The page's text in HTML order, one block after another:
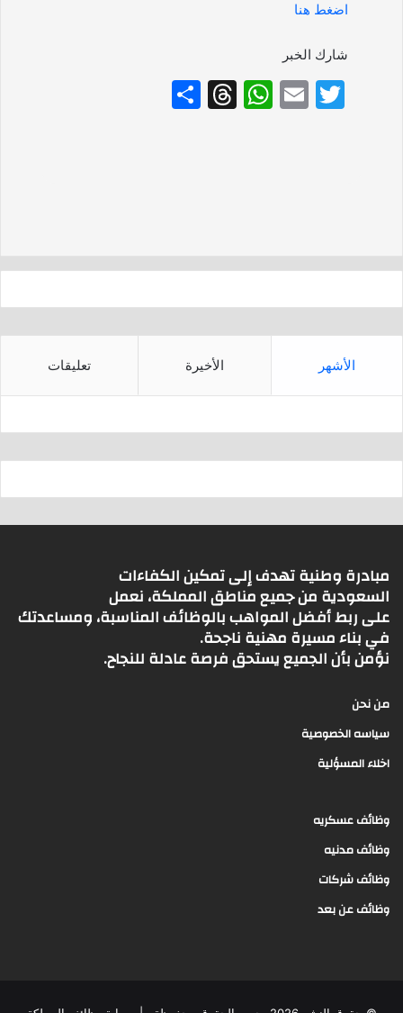
اضغط هنا
شارك الخبر
T
E
W
p
T
الأشهر الأخيرة تعليقات
مبادرة وطنية تهدف إلى تمكين الكفاءات
السعودية من جميع مناطق المملكة، نعمل
على ربط أفضل المواهب بالوظائف المناسبة، ومساعدتك
في بناء مسيرة مهنية ناجحة.
نؤمن بأن الجميع يستحق فرصة عادلة للنجاح.
من نحن
سياسه الخصوصية
اخلاء المسؤلية
وظائف عسكريه
وظائف مدنيه
وظائف شركات
وظائف عن بعد